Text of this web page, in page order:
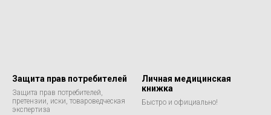
Защита прав потребителей
Защита прав потребителей,
претензии, иски, товароведческая
экспертиза
Личная медицинская
книжка
Быстро и официально!